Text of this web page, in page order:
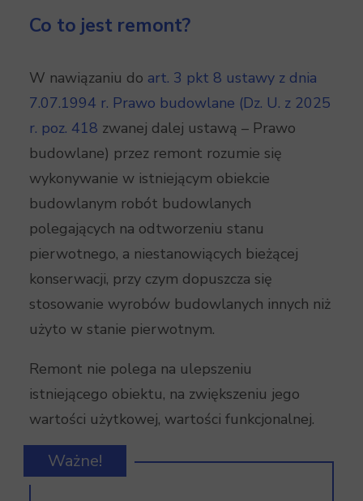
Co to jest remont?
W nawiązaniu do art. 3 pkt 8 ustawy z dnia
7.07.1994 r. Prawo budowlane (Dz. U. z 2025
r. poz. 418 zwanej dalej ustawą – Prawo
budowlane) przez remont rozumie się
wykonywanie w istniejącym obiekcie
budowlanym robót budowlanych
polegających na odtworzeniu stanu
pierwotnego, a niestanowiących bieżącej
konserwacji, przy czym dopuszcza się
stosowanie wyrobów budowlanych innych niż
użyto w stanie pierwotnym.
Remont nie polega na ulepszeniu
istniejącego obiektu, na zwiększeniu jego
wartości użytkowej, wartości funkcjonalnej.
Ważne!